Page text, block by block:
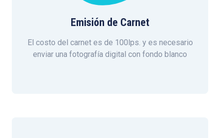
Emisión de Carnet
El costo del carnet es de 100lps. y es necesario
enviar una fotografía digital con fondo blanco